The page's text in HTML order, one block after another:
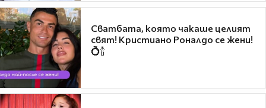
Сватбата, която чакаше целият
свят! Кристиано Роналдо се жени!
💍🍾